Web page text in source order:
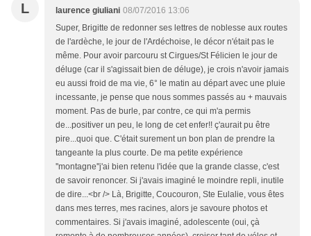
L laurence giuliani 08/07/2016 13:06
Super, Brigitte de redonner ses lettres de noblesse aux routes
de l'ardèche, le jour de l'Ardéchoise, le décor n'était pas le
même. Pour avoir parcouru st Cirgues/St Félicien le jour de
déluge (car il s'agissait bien de déluge), je crois n'avoir jamais
eu aussi froid de ma vie, 6° le matin au départ avec une pluie
incessante, je pense que nous sommes passés au + mauvais
moment. Pas de burle, par contre, ce qui m'a permis
de...positiver un peu, le long de cet enfer!! ç'aurait pu être
pire...quoi que. C'était surement un bon plan de prendre la
tangeante la plus courte. De ma petite expérience
''montagne''j'ai bien retenu l'idée que la grande classe, c'est
de savoir renoncer. Si j'avais imaginé le moindre repli, inutile
de dire...<br /> Là, Brigitte, Coucouron, Ste Eulalie, vous êtes
dans mes terres, mes racines, alors je savoure photos et
commentaires. Si j'avais imaginé, adolescente (oui, çà